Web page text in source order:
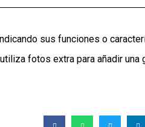
sus funciones o
fotos extra para añadir una